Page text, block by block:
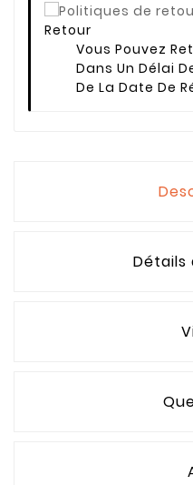
Retour
Vous Pouvez
Dans Un Délai
De La Date De
Détails